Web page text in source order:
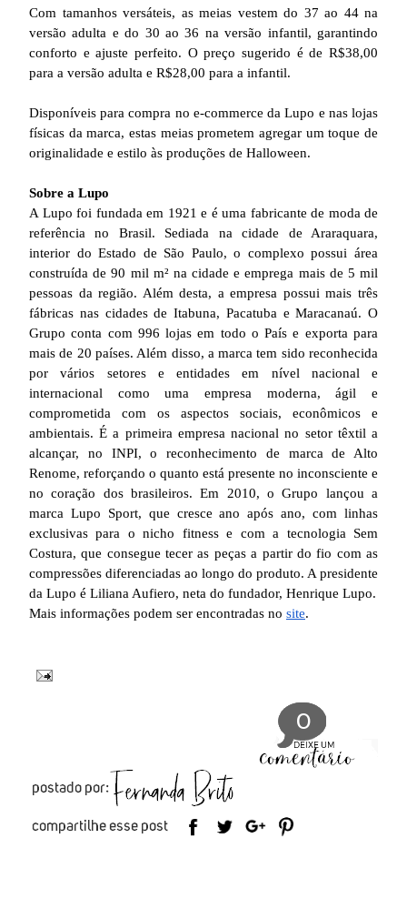
Com tamanhos versáteis, as meias vestem do 37 ao 44 na
versão adulta e do 30 ao 36 na versão infantil, garantindo
conforto e ajuste perfeito. O preço sugerido é de R$38,00
para a versão adulta e R$28,00 para a infantil.
Disponíveis para compra no e-commerce da Lupo e nas lojas
físicas da marca, estas meias prometem agregar um toque de
originalidade e estilo às produções de Halloween.
Sobre a Lupo
A Lupo foi fundada em 1921 e é uma fabricante de moda de
referência no Brasil. Sediada na cidade de Araraquara,
interior do Estado de São Paulo, o complexo possui área
construída de 90 mil m² na cidade e emprega mais de 5 mil
pessoas da região. Além desta, a empresa possui mais três
fábricas nas cidades de Itabuna, Pacatuba e Maracanaú. O
Grupo conta com 996 lojas em todo o País e exporta para
mais de 20 países. Além disso, a marca tem sido reconhecida
por vários setores e entidades em nível nacional e
internacional como uma empresa moderna, ágil e
comprometida com os aspectos sociais, econômicos e
ambientais. É a primeira empresa nacional no setor têxtil a
alcançar, no INPI, o reconhecimento de marca de Alto
Renome, reforçando o quanto está presente no inconsciente e
no coração dos brasileiros. Em 2010, o Grupo lançou a
marca Lupo Sport, que cresce ano após ano, com linhas
exclusivas para o nicho fitness e com a tecnologia Sem
Costura, que consegue tecer as peças a partir do fio com as
compressões diferenciadas ao longo do produto. A presidente
da Lupo é Liliana Aufiero, neta do fundador, Henrique Lupo.
Mais informações podem ser encontradas no site.
0